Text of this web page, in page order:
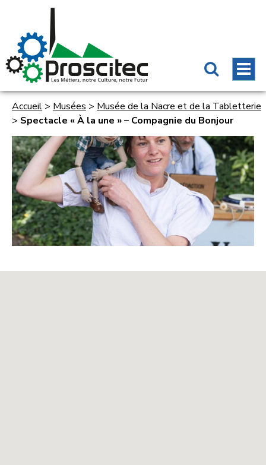
Accueil > Musées > Musée de la Nacre et de la Tabletterie
> Spectacle « À la une » – Compagnie du Bonjour